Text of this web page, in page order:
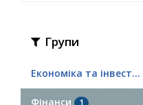
Групи
Економіка та інвест...
Фінанси 1